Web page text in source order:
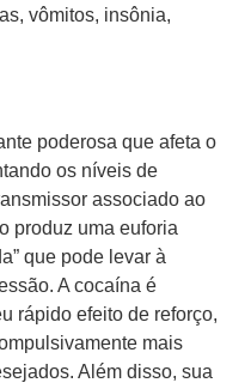
vômitos, insônia,
poderosa que afeta o
os níveis de
associado ao
produz uma euforia
que pode levar à
A cocaína é
rápido efeito de reforço,
mais
Além disso, sua